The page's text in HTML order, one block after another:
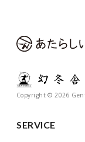
Copyright © 2026
SERVICE